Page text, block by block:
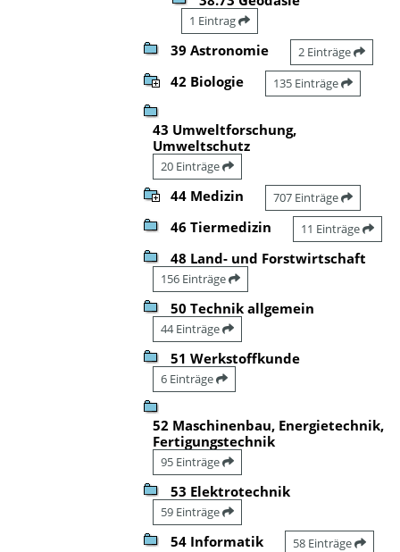
1 Eintrag
39 Astronomie 2 Einträge
42 Biologie 135 Einträge
43 Umweltforschung,
Umweltschutz
20 Einträge
44 Medizin 707 Einträge
46 Tiermedizin 11 Einträge
48 Land- und Forstwirtschaft
156 Einträge
50 Technik allgemein
44 Einträge
51 Werkstoffkunde
6 Einträge
52 Maschinenbau, Energietechnik,
Fertigungstechnik
95 Einträge
53 Elektrotechnik
59 Einträge
54 Informatik 58 Einträge